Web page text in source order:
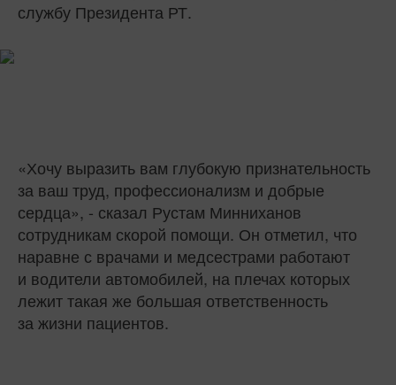
службу Президента РТ.
«Хочу выразить вам глубокую признательность
за ваш труд, профессионализм и добрые
сердца», - сказал Рустам Минниханов
сотрудникам скорой помощи. Он отметил, что
наравне с врачами и медсестрами работают
и водители автомобилей, на плечах которых
лежит такая же большая ответственность
за жизни пациентов.